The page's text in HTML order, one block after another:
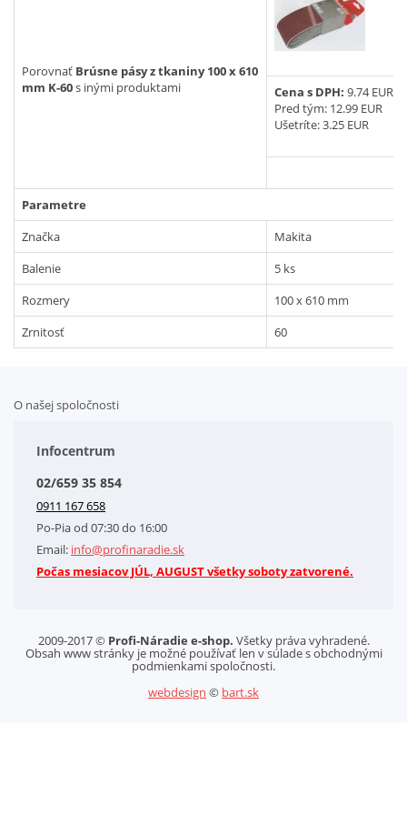
Porovnať Brúsne pásy z tkaniny 100 x 610
mm K-60s inými produktami Cena s DPH: 9.74 EUR
Pred tým: 12.99 EUR
Ušetríte: 3.25 EUR
Parametre
Značka
Makita
Balenie
5 ks
Rozmery
100 x 610 mm
Zrnitosť
60
O našej spoločnosti
Obchodné podmienky
Kontakt
Letáky na stiahnutie
GDPR-Informácie o spracovaní osobných údajov HQ Tools, spol. s r. o.
Cookies
Infocentrum
02/659 35 854
0911 167 658
Po-Pia od 07:30 do 16:00
Email: info@profinaradie.sk
Počas mesiacov JÚL, AUGUST všetky soboty zatvorené.
2009-2017 © Profi-Náradie e-shop. Všetky práva vyhradené.
Obsah www stránky je možné používať len v súlade s obchodnými
podmienkami spoločnosti.
webdesign © bart.sk